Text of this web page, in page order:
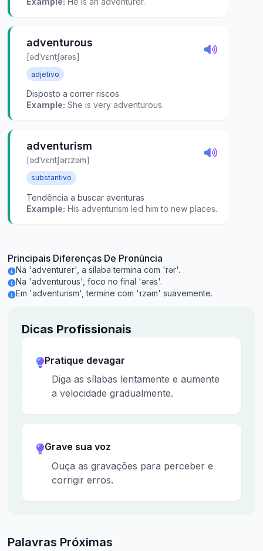
adventurous
[ədˈvɛntʃərəs]
adjetivo
Disposto a correr riscos
Example: She is very adventurous.
adventurism
[ədˈvɛntʃərɪzəm]
substantivo
Tendência a buscar aventuras
Example: His adventurism led him to new places.
Principais Diferenças De Pronúncia
Na 'adventurer', a sílaba termina com 'rər'.
Na 'adventurous', foco no final 'ərəs'.
Em 'adventurism', termine com 'ɪzəm' suavemente.
Dicas Profissionais
Pratique devagar
Diga as sílabas lentamente e aumente
a velocidade gradualmente.
Grave sua voz
Ouça as gravações para perceber e
corrigir erros.
Palavras Próximas